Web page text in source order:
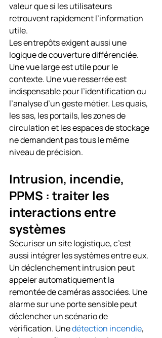
valeur que si les utilisateurs
retrouvent rapidement l’information
utile.
Les entrepôts exigent aussi une
logique de couverture différenciée.
Une vue large est utile pour le
contexte. Une vue resserrée est
indispensable pour l’identification ou
l’analyse d’un geste métier. Les quais,
les sas, les portails, les zones de
circulation et les espaces de stockage
ne demandent pas tous le même
niveau de précision.
Intrusion, incendie,
PPMS : traiter les
interactions entre
systèmes
Sécuriser un site logistique, c’est
aussi intégrer les systèmes entre eux.
Un déclenchement intrusion peut
appeler automatiquement la
remontée de caméras associées. Une
alarme sur une porte sensible peut
déclencher un scénario de
vérification. Une détection incendie,